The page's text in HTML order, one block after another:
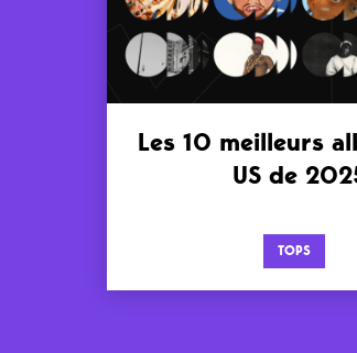
Les 10 meilleurs
US de
TOPS